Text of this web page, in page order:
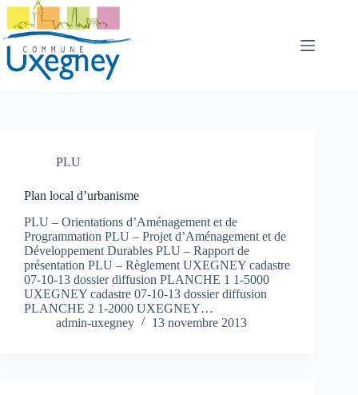
Passer
contenu
PLU
Plan local d’urbanisme
PLU – Orientations d’Aménagement et de
Programmation PLU – Projet d’Aménagement et de
Développement Durables PLU – Rapport de
présentation PLU – Règlement UXEGNEY cadastre
07-10-13 dossier diffusion PLANCHE 1 1-5000
UXEGNEY cadastre 07-10-13 dossier diffusion
PLANCHE 2 1-2000 UXEGNEY…
admin-uxegney
13 novembre 2013